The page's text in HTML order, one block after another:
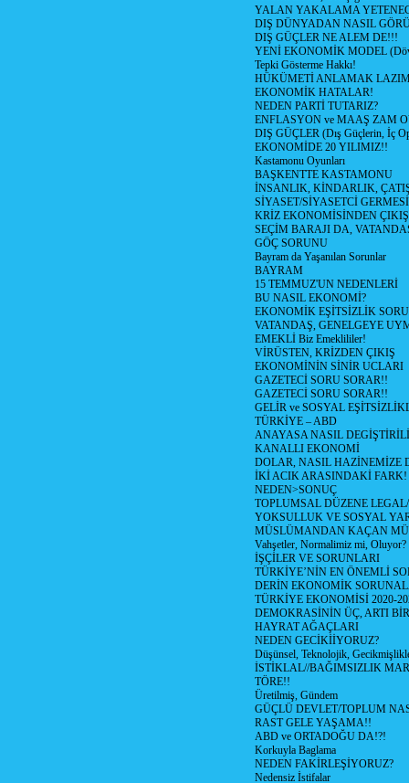
YALAN YAKALAMA
DIŞ DÜNYADAN NASIL
DIŞ GÜÇLER NE ALEM DE!!!
YENİ EKONOMİK MODEL
Tepki Gösterme Hakkı!
HÜKÜMETİ ANLAMAK
EKONOMİK HATALAR!
NEDEN PARTİ TUTARIZ?
ENFLASYON ve MAAŞ ZAM
DIŞ GÜÇLER (Dış Güçlerin, İç
EKONOMİDE 20 YILIMIZ!!
Kastamonu Oyunları
BAŞKENTTE KASTAMONU
İNSANLIK, KİNDARLIK,
SİYASET/SİYASETCİ
KRİZ EKONOMİSİNDEN ÇIKIŞ
SEÇİM BARAJI DA,
GÖÇ SORUNU
Bayram da Yaşanılan Sorunlar
BAYRAM
15 TEMMUZ'UN NEDENLERİ
BU NASIL EKONOMİ?
EKONOMİK EŞİTSİZLİK
VATANDAŞ, GENELGEYE
EMEKLİ Biz Emeklililer!
VİRÜSTEN, KRİZDEN ÇIKIŞ
EKONOMİNİN SİNİR UCLARI
GAZETECİ SORU SORAR!!
GAZETECİ SORU SORAR!!
GELİR ve SOSYAL
TÜRKİYE – ABD
ANAYASA NASIL
KANALLI EKONOMİ
DOLAR, NASIL HAZİNEMİZE
İKİ ACIK ARASINDAKİ FARK!
NEDEN>SONUÇ
TOPLUMSAL DÜZENE
YOKSULLUK VE SOSYAL
MÜSLÜMANDAN KAÇAN
Vahşetler, Normalimiz mi, Oluyor?
İŞÇİLER VE SORUNLARI
TÜRKİYE’NİN EN ÖNEMLİ
DERİN EKONOMİK
TÜRKİYE EKONOMİSİ 2020-
DEMOKRASİNİN ÜÇ, ARTI
HAYRAT AĞAÇLARI
NEDEN GECİKİİYORUZ?
Düşünsel, Teknolojik,
İSTİKLAL//BAĞIMSIZLIK
TÖRE!!
Üretilmiş, Gündem
GÜÇLÜ DEVLET/TOPLUM
RAST GELE YAŞAMA!!
ABD ve ORTADOĞU DA!?!
Korkuyla Baglama
NEDEN FAKİRLEŞİYORUZ?
Nedensiz İstifalar